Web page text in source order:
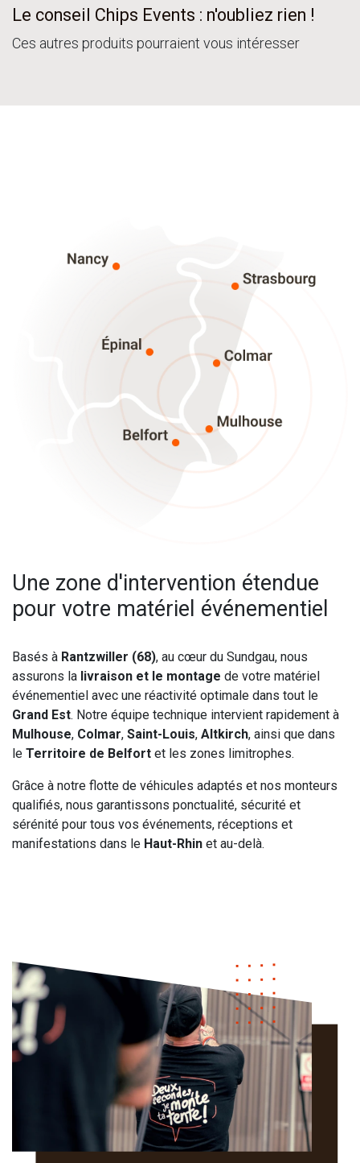
Le conseil Chips Events : n'oubliez rien !
Ces autres produits pourraient vous intéresser
Une zone d'intervention étendue
pour votre matériel événementiel
Basés à Rantzwiller (68), au cœur du Sundgau, nous
assurons la livraison et le montage de votre matériel
événementiel avec une réactivité optimale dans tout le
Grand Est. Notre équipe technique intervient rapidement à
Mulhouse, Colmar, Saint-Louis, Altkirch, ainsi que dans
le Territoire de Belfort et les zones limitrophes.
Grâce à notre flotte de véhicules adaptés et nos monteurs
qualifiés, nous garantissons ponctualité, sécurité et
sérénité pour tous vos événements, réceptions et
manifestations dans le Haut-Rhin et au-delà.